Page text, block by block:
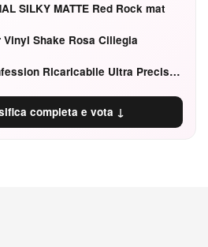
SILKY MATTE Red Rock mat
Vinyl Shake Rosa Ciliegia
Hourglass Confession Ricaricabile Ultra Preciso Ad Alta Intensità Secretly Classic Red
completa e vota ↓